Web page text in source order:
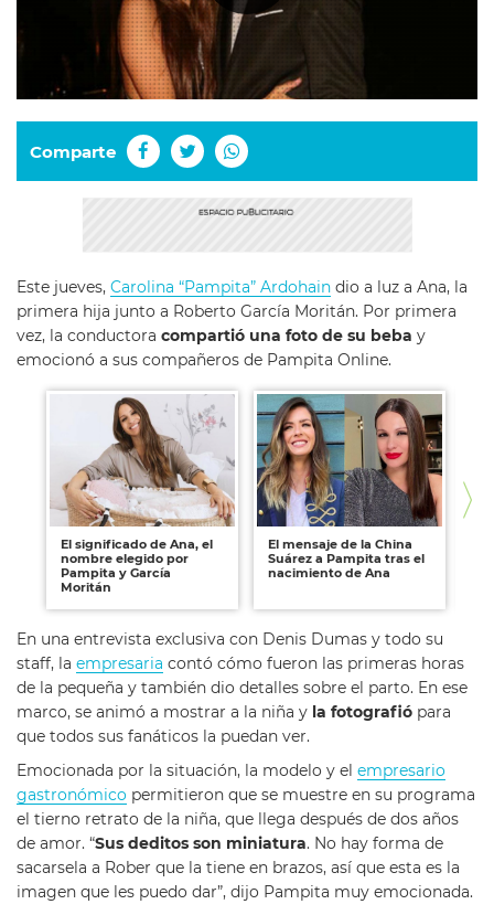
Comparte
Este jueves, Carolina “Pampita” Ardohain dio a luz a Ana, la
primera hija junto a Roberto García Moritán. Por primera
vez, la conductora compartió una foto de su beba y
emocionó a sus compañeros de Pampita Online.
El significado de Ana, el
nombre elegido por
Pampita y García
Moritán
El mensaje de la China
Suárez a Pampita tras el
nacimiento de Ana
En una entrevista exclusiva con Denis Dumas y todo su
staff, la empresaria contó cómo fueron las primeras horas
de la pequeña y también dio detalles sobre el parto. En ese
marco, se animó a mostrar a la niña y la fotografió para
que todos sus fanáticos la puedan ver.
Emocionada por la situación, la modelo y el empresario
gastronómico permitieron que se muestre en su programa
el tierno retrato de la niña, que llega después de dos años
de amor. “Sus deditos son miniatura. No hay forma de
sacarsela a Rober que la tiene en brazos, así que esta es la
imagen que les puedo dar”, dijo Pampita muy emocionada.